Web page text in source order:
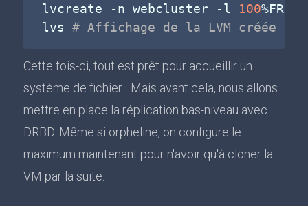
lvcreate
-n webcluster -l 100
lvs # Affichage de la LVM créée
Cette fois-ci, tout est prêt pour accueillir un
système de fichier... Mais avant cela, nous allons
mettre en place la réplication bas-niveau avec
DRBD. Même si orpheline, on configure le
maximum maintenant pour n'avoir qu'à cloner la
VM par la suite.